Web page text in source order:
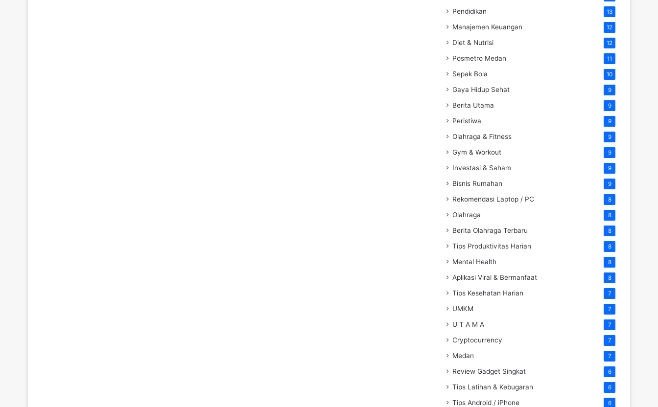
Pendidikan 13
Manajemen Keuangan 12
Diet & Nutrisi 12
Posmetro Medan 11
Sepak Bola 10
Gaya Hidup Sehat 9
Berita Utama 9
Peristiwa 9
Olahraga & Fitness 9
Gym & Workout 9
Investasi & Saham 9
Bisnis Rumahan 9
Rekomendasi Laptop / PC 8
Olahraga 8
Berita Olahraga Terbaru 8
Tips Produktivitas Harian 8
Mental Health 8
Aplikasi Viral & Bermanfaat 8
Tips Kesehatan Harian 7
UMKM 7
U T A M A 7
Cryptocurrency 7
Medan 7
Review Gadget Singkat 6
Tips Latihan & Kebugaran 6
Tips Android / iPhone 6